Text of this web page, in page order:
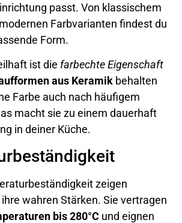
passt. Von klassischem
Farbvarianten findest du
Form.
ist die farbechte Eigenschaft
aus Keramik behalten
Farbe auch nach häufigem
macht sie zu einem dauerhaft
in deiner Küche.
zeigen
wahren Stärken. Sie vertragen
bis 280°C und eignen